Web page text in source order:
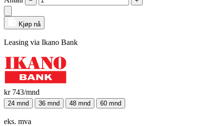
Kjøp nå
Leasing via Ikano Bank
kr 743/mnd
24 mnd 36 mnd 48 mnd 60 mnd
eks. mva